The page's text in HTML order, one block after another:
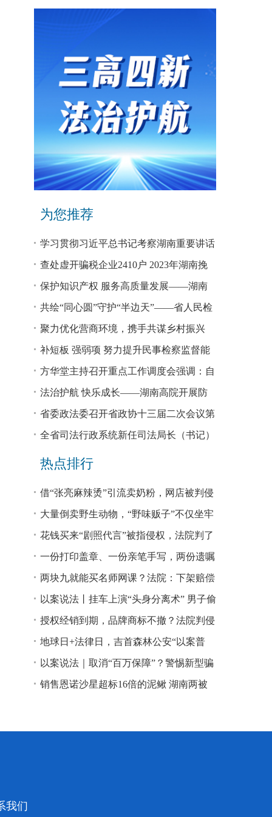
为您推荐
学习贯彻习近平总书记考察湖南重要讲话
和指示精神专题研讨班开班
查处虚开骗税企业2410户 2023年湖南挽
回税款损失48.2亿元
保护知识产权 服务高质量发展——湖南
省公安厅公布打击侵犯知识产权犯罪10起
典型案例
共绘“同心圆”守护“半边天”——省人民检
察院、省妇联共同主办检察开放日活动
聚力优化营商环境，携手共谋乡村振兴
—— 省法院驻大坪村工作队、村“两委”干
部赴企参观学习调研
补短板 强弱项 努力提升民事检察监督能
力
方华堂主持召开重点工作调度会强调：自
我加压 砥砺奋进 推动工作更有成效 更加
出彩
法治护航 快乐成长——湖南高院开展防
欺凌、防性侵公益普法宣讲
省委政法委召开省政协十三届二次会议第
0327号提案办理座谈会
全省司法行政系统新任司法局长（书记）
培训班开班 方华堂作专题辅导
热点排行
借“张亮麻辣烫”引流卖奶粉，网店被判侵
权！
大量倒卖野生动物，“野味贩子”不仅坐牢
还得赔钱
花钱买来“剧照代言”被指侵权，法院判了
一份打印盖章、一份亲笔手写，两份遗嘱
谁说了算？
两块九就能买名师网课？法院：下架赔偿
以案说法丨挂车上演“头身分离术” 男子偷
逃高速通行费获刑
授权经销到期，品牌商标不撤？法院判侵
权！
地球日+法律日，吉首森林公安“以案普
法”
以案说法｜取消“百万保障”？警惕新型骗
局！
销售恩诺沙星超标16倍的泥鳅 湖南两被
我们